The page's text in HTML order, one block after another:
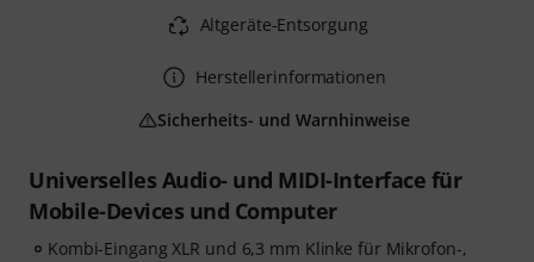
Universelles Audio- und MIDI-Interface für
Mobile-Devices und Computer
Kombi-Eingang XLR und 6,3 mm Klinke für Mikrofon-,
Altgeräte-Entsorgung
Herstellerinformationen
Sicherheits- und Warnhinweise